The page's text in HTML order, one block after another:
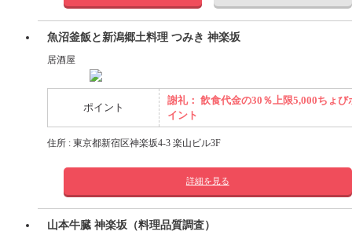
魚沼釜飯と新潟郷土料理 つみき 神楽坂
居酒屋
ポイント
謝礼： 飲食代金の30％上限5,000ちょび
イント
住所 : 東京都新宿区神楽坂4-3 楽山ビル3F
詳細を見る
山本牛臓 神楽坂（料理品質調査）